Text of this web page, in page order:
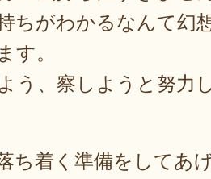
ちがわかるなんて幻
す。
う、察しようと努力
ち着く準備をしてあ